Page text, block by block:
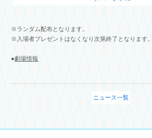
※ランダム配布となります。
※入場者プレゼントはなくなり次第終了となります。
●劇場情報
ニュース一覧